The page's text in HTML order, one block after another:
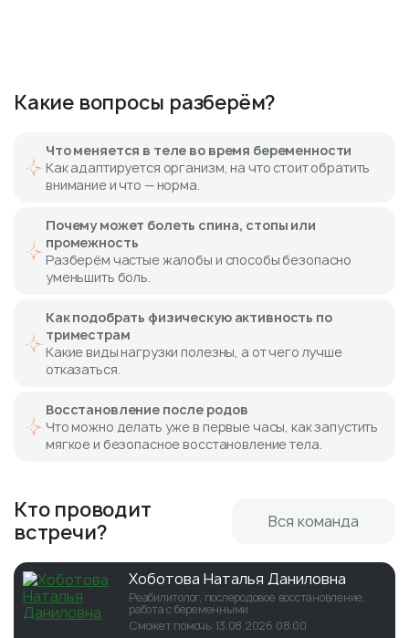
Какие вопросы разберём?
Что меняется в теле во время беременности
Как адаптируется организм, на что стоит обратить
внимание и что — норма.
Почему может болеть спина, стопы или
промежность
Разберём частые жалобы и способы безопасно
уменьшить боль.
Как подобрать физическую активность по
триместрам
Какие виды нагрузки полезны, а от чего лучше
отказаться.
Восстановление после родов
Что можно делать уже в первые часы, как запустить
мягкое и безопасное восстановление тела.
Кто проводит
встречи?
Вся команда
Хоботова Наталья Даниловна
Реабилитолог, послеродовое восстановление,
работа с беременными
Сможет помочь: 13.08.2026 08:00